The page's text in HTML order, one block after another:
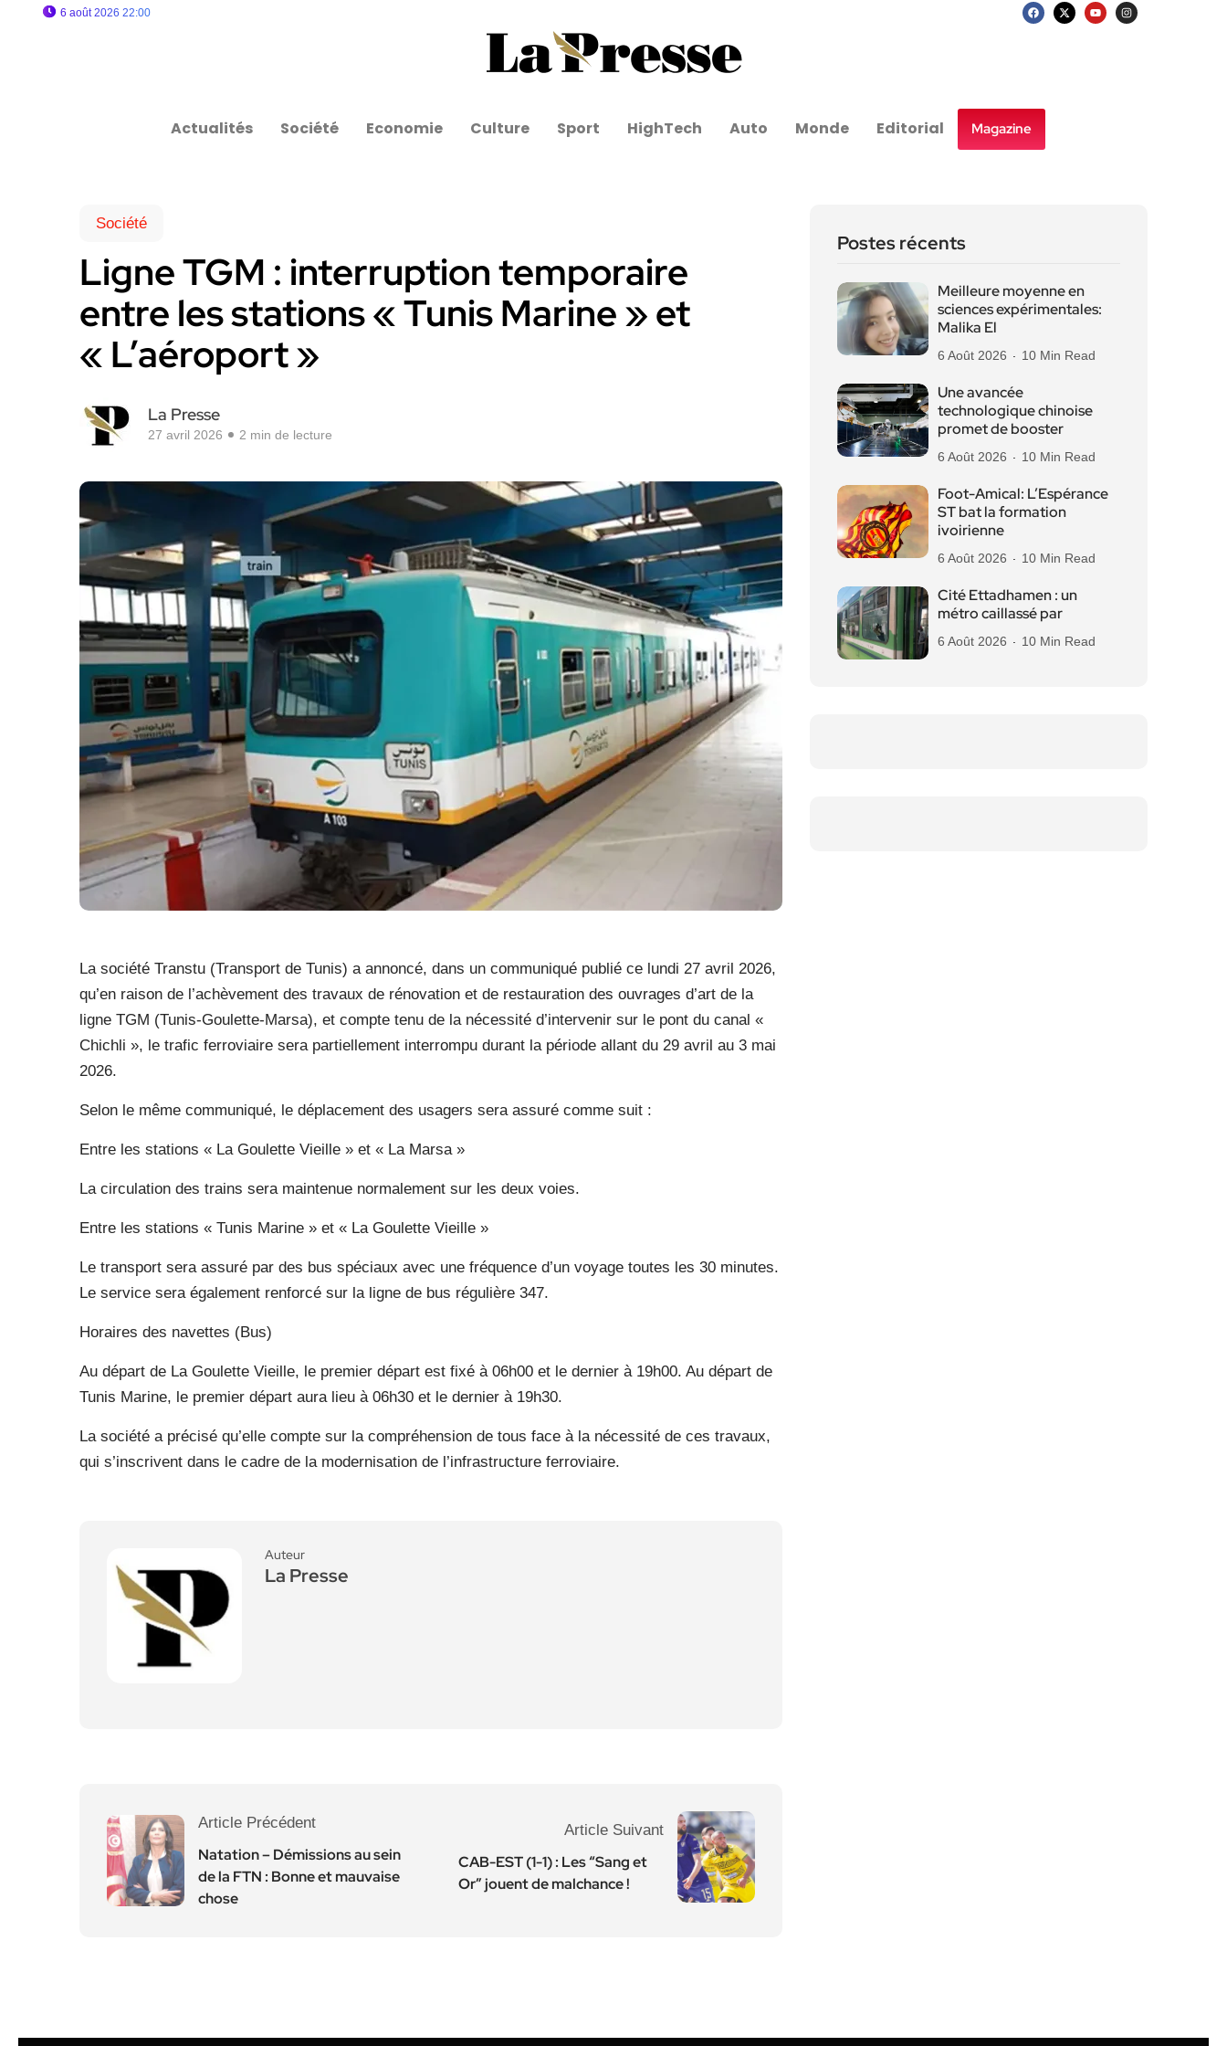
6 août 2026 22:00
Actualités Société Economie Culture Sport HighTech Auto Monde Editorial Magazine
Société
Ligne TGM : interruption temporaire
entre les stations « Tunis Marine » et
« L’aéroport »
La Presse
27 avril 2026 2 min de lecture
La société Transtu (Transport de Tunis) a annoncé, dans un communiqué publié ce lundi 27 avril 2026,
qu’en raison de l’achèvement des travaux de rénovation et de restauration des ouvrages d’art de la
ligne TGM (Tunis-Goulette-Marsa), et compte tenu de la nécessité d’intervenir sur le pont du canal «
Chichli », le trafic ferroviaire sera partiellement interrompu durant la période allant du 29 avril au 3 mai
2026.
Selon le même communiqué, le déplacement des usagers sera assuré comme suit :
Entre les stations « La Goulette Vieille » et « La Marsa »
La circulation des trains sera maintenue normalement sur les deux voies.
Entre les stations « Tunis Marine » et « La Goulette Vieille »
Le transport sera assuré par des bus spéciaux avec une fréquence d’un voyage toutes les 30 minutes.
Le service sera également renforcé sur la ligne de bus régulière 347.
Horaires des navettes (Bus)
Au départ de La Goulette Vieille, le premier départ est fixé à 06h00 et le dernier à 19h00. Au départ de
Tunis Marine, le premier départ aura lieu à 06h30 et le dernier à 19h30.
La société a précisé qu’elle compte sur la compréhension de tous face à la nécessité de ces travaux,
qui s’inscrivent dans le cadre de la modernisation de l’infrastructure ferroviaire.
Auteur
La Presse
Article Précédent
Natation – Démissions au sein
de la FTN : Bonne et mauvaise
chose
Article Suivant
CAB-EST (1-1) : Les “Sang et
Or” jouent de malchance !
Postes récents
Meilleure moyenne en
sciences expérimentales:
Malika El
6 Août 2026 10 Min Read
Une avancée
technologique chinoise
promet de booster
6 Août 2026 10 Min Read
Foot-Amical: L’Espérance
ST bat la formation
ivoirienne
6 Août 2026 10 Min Read
Cité Ettadhamen : un
métro caillassé par
6 Août 2026 10 Min Read